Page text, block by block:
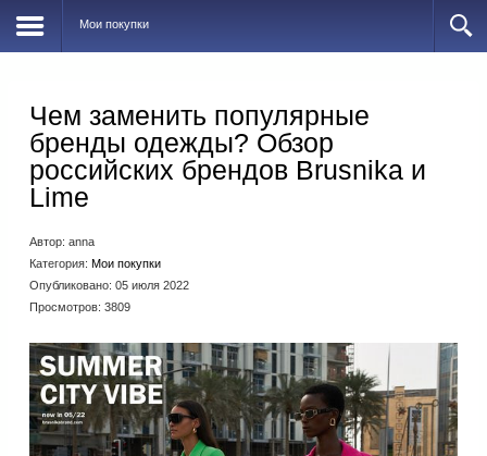
Мои покупки
Чем заменить популярные
бренды одежды? Обзор
российских брендов Brusnika и
Lime
Автор: anna
Категория: Мои покупки
Опубликовано: 05 июля 2022
Просмотров: 3809